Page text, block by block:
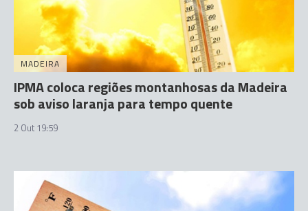
MADEIRA
IPMA coloca regiões montanhosas da Madeira
sob aviso laranja para tempo quente
2 Out 19:59